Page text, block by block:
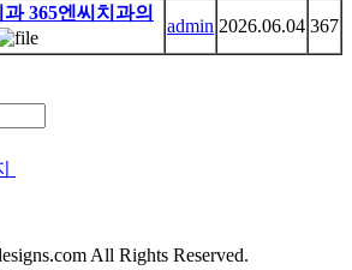
365엔씨치과의
admin 2026.06.04 367
All Rights Reserved.